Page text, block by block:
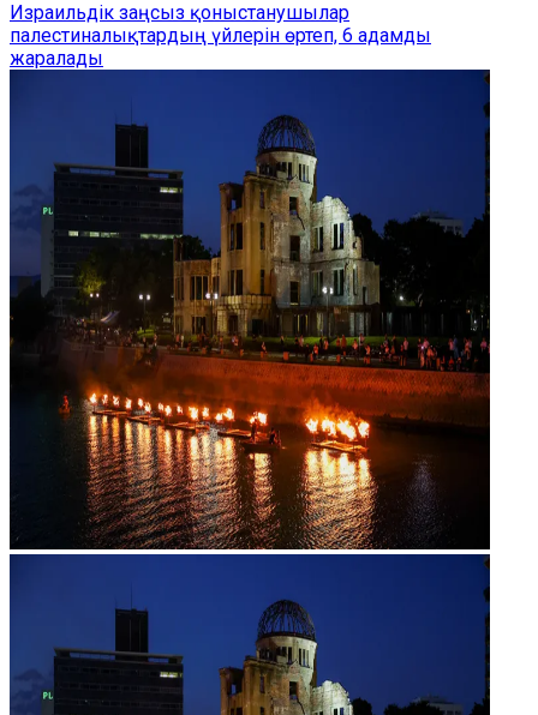
Израильдік заңсыз қоныстанушылар
палестиналықтардың үйлерін өртеп, 6 адамды
жаралады